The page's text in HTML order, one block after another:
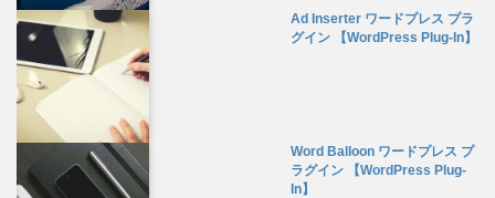
Ad Inserter ワードプレス プラ
グイン 【WordPress Plug-In】
Word Balloon ワードプレス プ
ラグイン 【WordPress Plug-
In】